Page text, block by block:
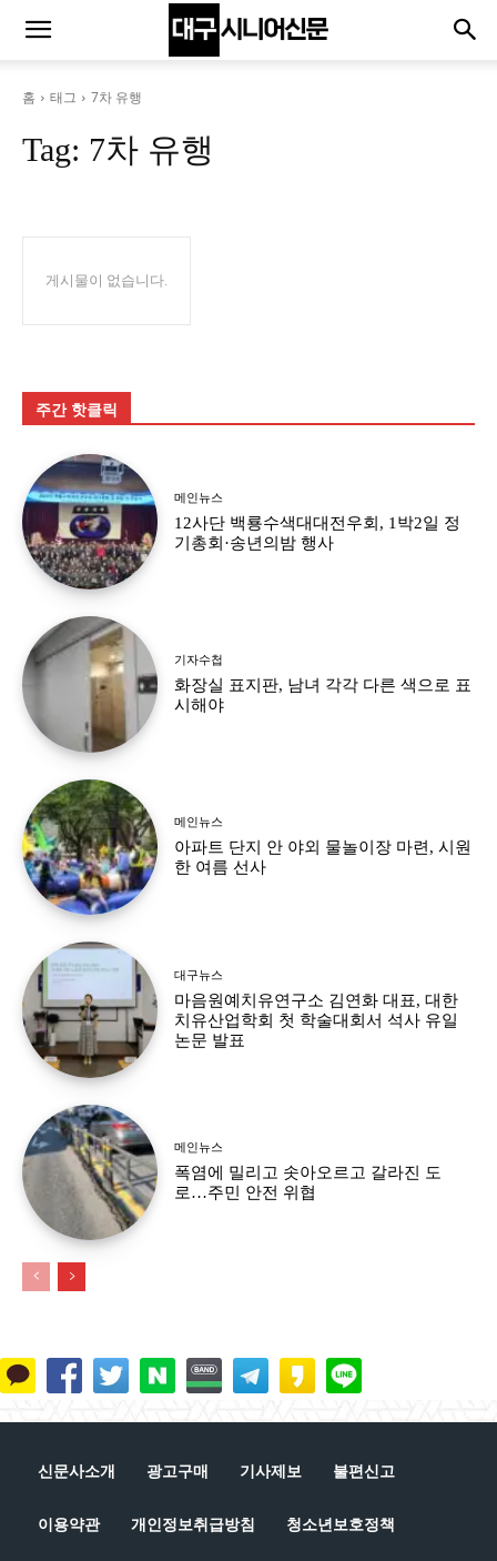
홈 태그 7차 유행
Tag: 7차 유행
게시물이 없습니다.
주간 핫클릭
메인뉴스
12사단 백룡수색대대전우회, 1박2일 정
기총회·송년의밤 행사
기자수첩
화장실 표지판, 남녀 각각 다른 색으로 표
시해야
메인뉴스
아파트 단지 안 야외 물놀이장 마련, 시원
한 여름 선사
대구뉴스
마음원예치유연구소 김연화 대표, 대한
치유산업학회 첫 학술대회서 석사 유일
논문 발표
메인뉴스
폭염에 밀리고 솟아오르고 갈라진 도
로…주민 안전 위협
신문사소개 광고구매 기사제보 불편신고
이용약관 개인정보취급방침 청소년보호정책